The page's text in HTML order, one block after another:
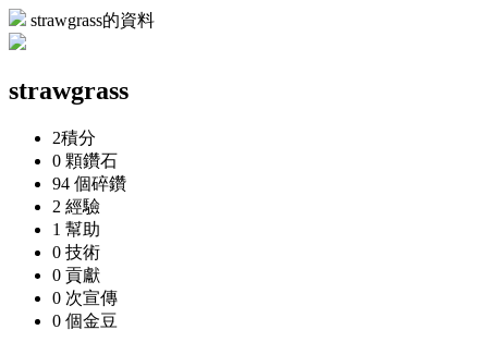
strawgrass的資料
strawgrass
2積分
0 顆鑽石
94 個碎鑽
2 經驗
1 幫助
0 技術
0 貢獻
0 次宣傳
0 個金豆